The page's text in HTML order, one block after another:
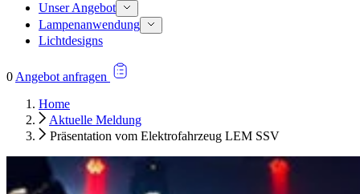
Unser Angebot
Lampenanwendung
Lichtdesigns
0 Angebot anfragen
Home
Aktuelle Meldung
Präsentation vom Elektrofahrzeug LEM SSV